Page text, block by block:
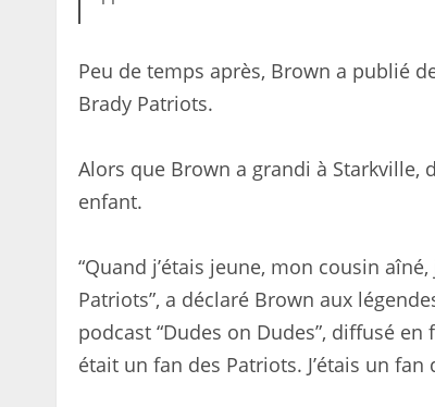
Peu de temps après, Brown a publié
Brady Patriots.
Alors que Brown a grandi à Starkville,
enfant.
“Quand j’étais jeune, mon cousin
Patriots”, a déclaré Brown aux
podcast “Dudes on Dudes”, diffusé
était un fan des Patriots. J’étais un fan